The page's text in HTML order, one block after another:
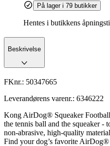
På lager i 79 butikker
Hentes i butikkens
Beskrivelse
FKnr.: 50347665
Leverandørens varenr.: 6346222
Kong AirDog® Squeaker
the tennis ball and the squeaker -
non-abrasive, high-quality
Find your dog’s favorite AirDog®